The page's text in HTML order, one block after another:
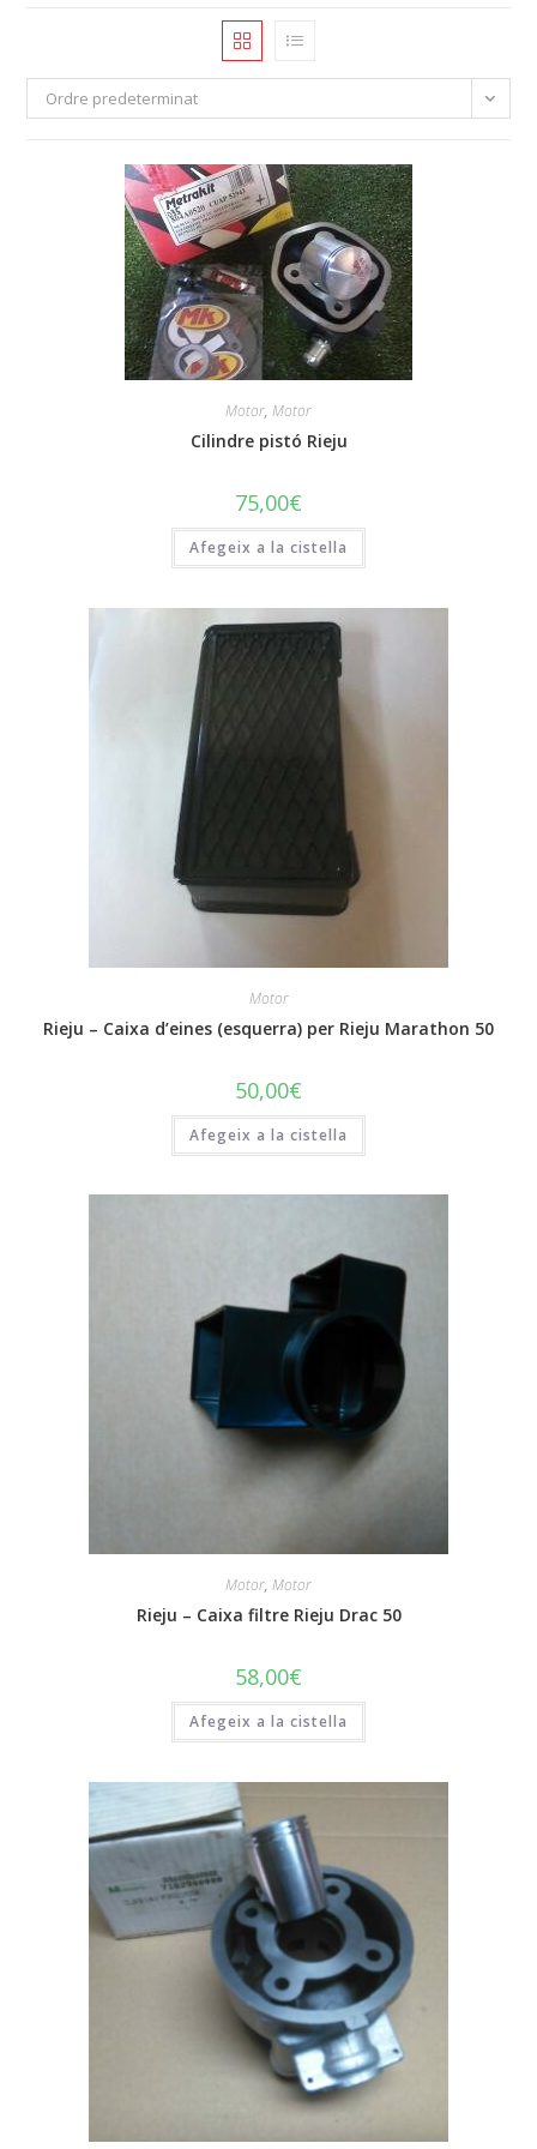
Ordre predeterminat
Motor, Motor
Cilindre pistó Rieju
75,00€
Afegeix a la cistella
Motor
Rieju – Caixa d’eines (esquerra) per Rieju Marathon 50
50,00€
Afegeix a la cistella
Motor, Motor
Rieju – Caixa filtre Rieju Drac 50
58,00€
Afegeix a la cistella